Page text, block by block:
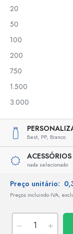
20
50
100
200
750
1.500
3.000
Best, PP, Branco
ACESSÓRIOS
nada selecionado
Preço unitário:
Preços incluindo IVA,